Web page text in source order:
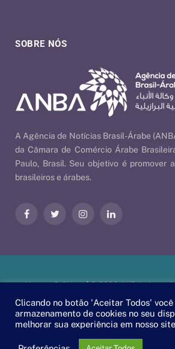
SOBRE NÓS
A Agência de Notícias Brasil-Árabe
da Câmara de Comércio Árabe
Paulo, Brasil. Seu objetivo é promover
brasileiros e árabes.
FacebookTwitter InstagramLinkedIn
Nossas Políticas| © 2026 ANBA -
Clicando no botão 'Aceitar Todos'
armazenamento de cookies no seu
melhorar sua experiência em nosso site
PT EN